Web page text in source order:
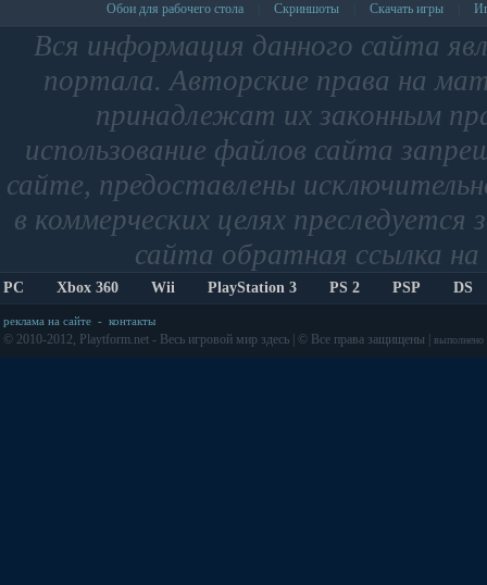
Обои для рабочего стола Скриншоты Скачать игры
Вся информация данного сайта
портала. Авторские права на
принадлежат их законным
использование файлов сайта
сайте, предоставлены
в коммерческих целях
сайта обратная ссылка
PC Xbox 360 Wii PlayStation 3 PS 2 PSP DS
реклама на сайте - контакты
© 2010-2012, Playtform.net - Весь игровой мир здесь | © Все права защищены | выполнено